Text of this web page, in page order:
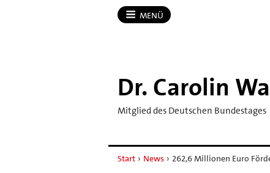
MENÜ
Dr.​ Carolin
Mitglied des Deutschen Bundestages
Start › News › 262,6 Millionen Euro